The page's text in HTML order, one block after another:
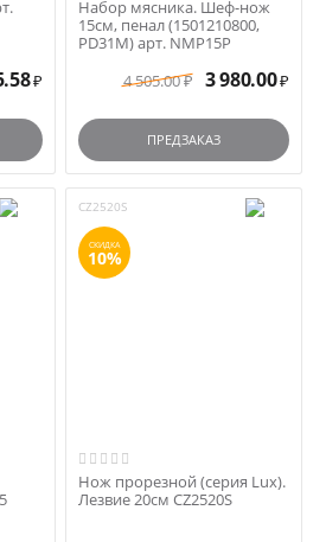
₽
Набор мясника. Шеф-нож
15см, пенал (1501210800,
PD31M) арт. NMP15P
4 505.00 ₽ 3 980.00 ₽
ПРЕДЗАКАЗ
CZ2520S
СКИДКА
10%
Нож прорезной (серия Lux).
Лезвие 20см CZ2520S